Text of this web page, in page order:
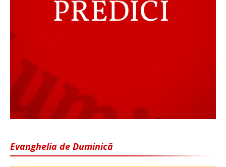
Evanghelia de Duminică